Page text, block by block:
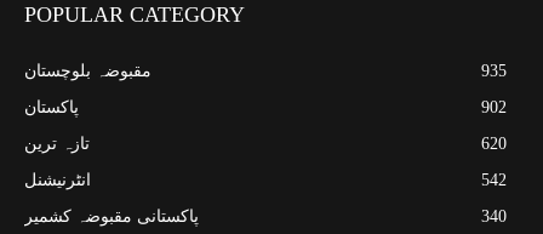
POPULAR CATEGORY
مقبوضہ بلوچستان
935
پاکستان
902
تازہ ترین
620
انٹرنیشنل
542
پاکستانی مقبوضہ کشمیر
340